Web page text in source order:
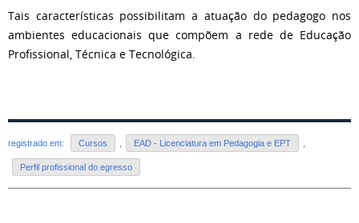
Tais características possibilitam a atuação do pedagogo nos
ambientes educacionais que compõem a rede de Educação
Profissional, Técnica e Tecnológica.
registrado em: Cursos EAD - Licenciatura em Pedagogia e EPT
Perfil profissional do egresso